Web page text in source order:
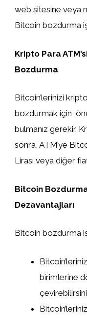
web sitesine veya
Bitcoin bozdurma
Kripto Para
Bozdurma
Bitcoin’lerinizi
bozdurmak için,
bulmanız gerekir.
sonra, ATM’ye
Lirası veya diğer
Bitcoin
Dezavantajları
Bitcoin bozdurma
birimlerine